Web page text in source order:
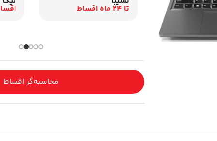
و اقساطی تا 24 ماه اقساط اقساط
محاسبه‌گر اقساط